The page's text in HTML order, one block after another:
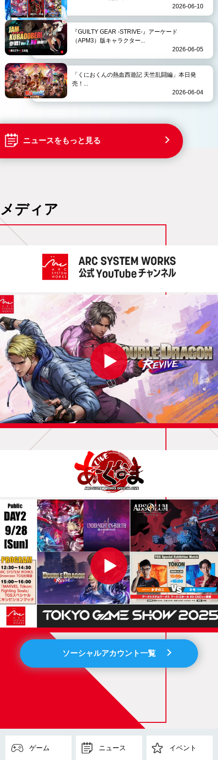
2026-06-10
『GUILTY GEAR -STRIVE-』アーケード
（APM3）版キャラクター...
2026-06-05
「くにおくんの熱血西遊記 天竺乱闘編」本日発
売！...
2026-06-04
ニュースをもっと見る
メディア
ソーシャルアカウント一覧
ゲーム ニュース イベント